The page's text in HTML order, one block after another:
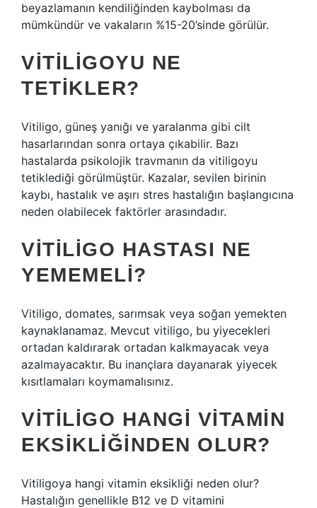
beyazlamanın kendiliğinden kaybolması da
mümkündür ve vakaların %15-20’sinde görülür.
VITILIGOYU NE
TETIKLER?
Vitiligo, güneş yanığı ve yaralanma gibi cilt
hasarlarından sonra ortaya çıkabilir. Bazı
hastalarda psikolojik travmanın da vitiligoyu
tetiklediği görülmüştür. Kazalar, sevilen birinin
kaybı, hastalık ve aşırı stres hastalığın başlangıcına
neden olabilecek faktörler arasındadır.
VITILIGO HASTASI NE
YEMEMELI?
Vitiligo, domates, sarımsak veya soğan yemekten
kaynaklanamaz. Mevcut vitiligo, bu yiyecekleri
ortadan kaldırarak ortadan kalkmayacak veya
azalmayacaktır. Bu inançlara dayanarak yiyecek
kısıtlamaları koymamalısınız.
VITILIGO HANGI VITAMIN
EKSIKLIĞINDEN OLUR?
Vitiligoya hangi vitamin eksikliği neden olur?
Hastalığın genellikle B12 ve D vitamini